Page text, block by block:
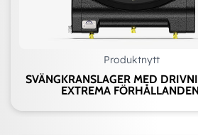
Produktnytt
SVÄNGKRANSLAGER MED
EXTREMA FÖRHÅLLANDEN